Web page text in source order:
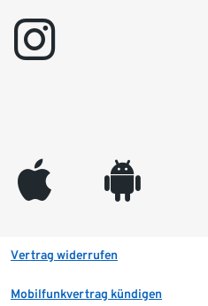
instagram
appleinc android
Vertrag widerrufen
Mobilfunkvertrag kündigen